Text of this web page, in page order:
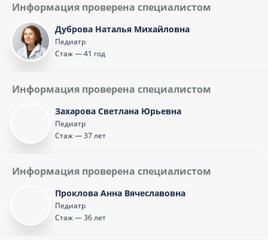
Информация проверена специалистом
Дуброва Наталья Михайловна
Педиатр
Стаж — 41 год
Информация проверена специалистом
Захарова Светлана Юрьевна
Педиатр
Стаж — 37 лет
Информация проверена специалистом
Проклова Анна Вячеславовна
Педиатр
Стаж — 36 лет